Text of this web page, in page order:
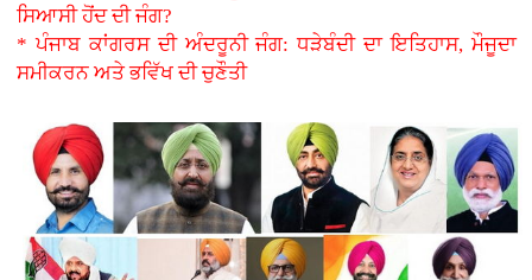
ਸਿਆਸੀ ਹੋਂਦ ਦੀ ਜੰਗ?
* ਪੰਜਾਬ ਕਾਂਗਰਸ ਦੀ ਅੰਦਰੂਨੀ ਜੰਗ: ਧੜੇਬੰਦੀ ਦਾ ਇਤਿਹਾਸ, ਮੌਜੂਦਾ
ਸਮੀਕਰਨ ਅਤੇ ਭਵਿੱਖ ਦੀ ਚੁਣੌਤੀ